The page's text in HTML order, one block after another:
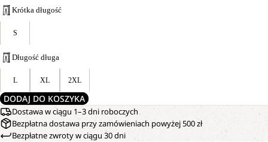
Krótka długość
S
Długość długa
L XL 2XL
DODAJ DO KOSZYKA
Dostawa w ciągu 1–3 dni roboczych
Bezpłatna dostawa przy zamówieniach powyżej 500 zł
Bezpłatne zwroty w ciągu 30 dni